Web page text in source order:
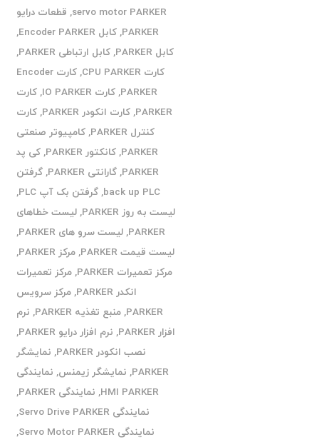
servo motor PARKER
, قطعات درایو
PARKER
,کابل Encoder PARKER
,
کابل PARKER
,کابل ارتباطی PARKER
,
کارت CPU PARKER
,
کارت Encoder
PARKER
,کارت IO PARKER ,کارت
PARKER
,کارت انکودر PARKER ,کارت
کنترل PARKER
,کامپیوتر صنعتی
PARKER
,کانکتور PARKER ,کی پد
PARKER
,گارانتی PARKER ,گرفتن
back up PLC
,گرفتن بک آپ PLC
,
لیست به روز PARKER
,لیست خطاهای
PARKER
,لیست سرو های PARKER
,
لیست قیمت PARKER
,مرکز PARKER
,
مرکز تعمیرات PARKER
,مرکز تعمیرات
انکدر PARKER
,مرکز سرویس
PARKER
,منبع تغذیه PARKER , نرم
افزار PARKER
, نرم افزار درایو PARKER
,
نصب انکودر PARKER
, نمایشگر
PARKER
, نمایشگر زیمنس, نمایندگی
HMI PARKER
, نمایندگی PARKER
,
نمایندگی Servo Drive PARKER
,
نمایندگی Servo Motor PARKER
,